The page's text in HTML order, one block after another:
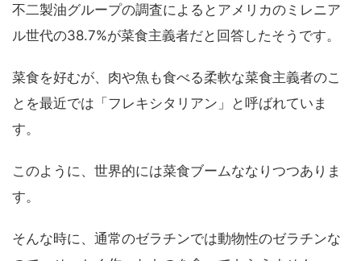
不二製油グループの調査によるとアメリカのミレニア
ル世代の38.7%が菜食主義者だと回答したそうです。
菜食を好むが、肉や魚も食べる柔軟な菜食主義者のこ
とを最近では「フレキシタリアン」と呼ばれていま
す。
このように、世界的には菜食ブームななりつつありま
す。
そんな時に、通常のゼラチンでは動物性のゼラチンな